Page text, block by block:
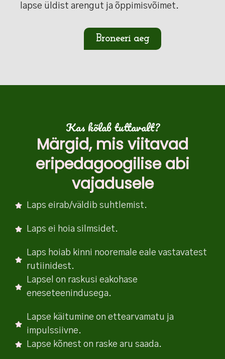
lapse üldist arengut ja õppimisvõimet.
Broneeri aeg
Kas kõlab tuttavalt?
Märgid, mis viitavad
eripedagoogilise abi
vajadusele
Laps eirab/väldib suhtlemist.
Laps ei hoia silmsidet.
Laps hoiab kinni nooremale eale vastavatest
rutiinidest.
Lapsel on raskusi eakohase
eneseteenindusega.
Lapse käitumine on ettearvamatu ja
impulssiivne.
Lapse kõnest on raske aru saada.